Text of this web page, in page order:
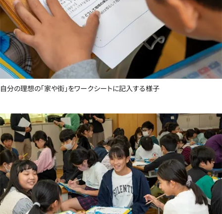
自分の理想の「家や街」をワークシートに記入する様子